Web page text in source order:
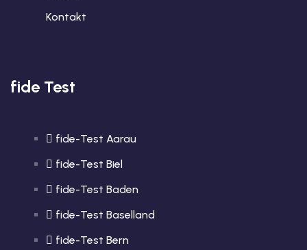
Kontakt
fide Test
fide-Test Aarau
fide-Test Biel
fide-Test Baden
fide-Test Baselland
fide-Test Bern